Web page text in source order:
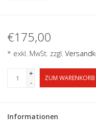
€175,00
* exkl. MwSt. zzgl.
+
-
ZUM
Informationen